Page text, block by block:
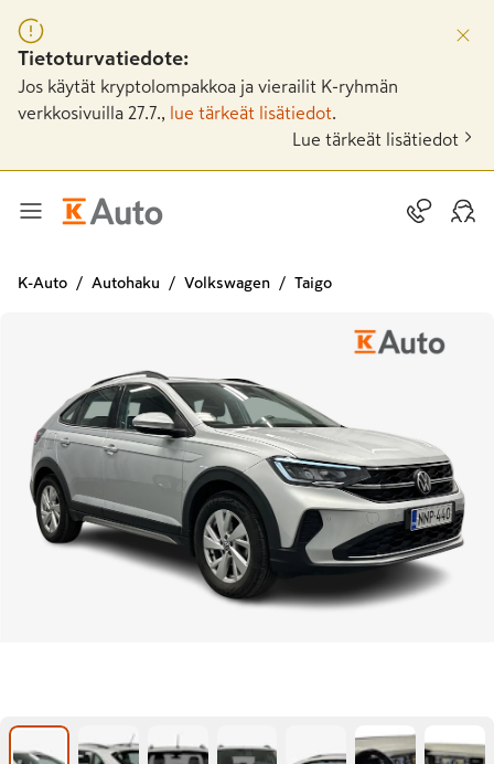
Tietoturvatiedote:
Jos käytät kryptolompakkoa ja vierailit K-ryhmän
verkkosivuilla 27.7.,
lue tärkeät lisätiedot
Lue tärkeät lisätiedot
K-Auto Autohaku Volkswagen Taigo